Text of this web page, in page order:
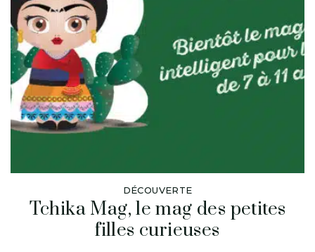
DÉCOUVERTE
Tchika Mag, le mag des petites
filles curieuses